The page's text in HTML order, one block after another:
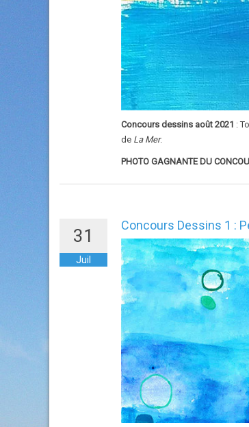
Concours dessins août 2021 :
de La Mer.
PHOTO GAGNANTE DU
31
Juil
Concours Dessins 1 :